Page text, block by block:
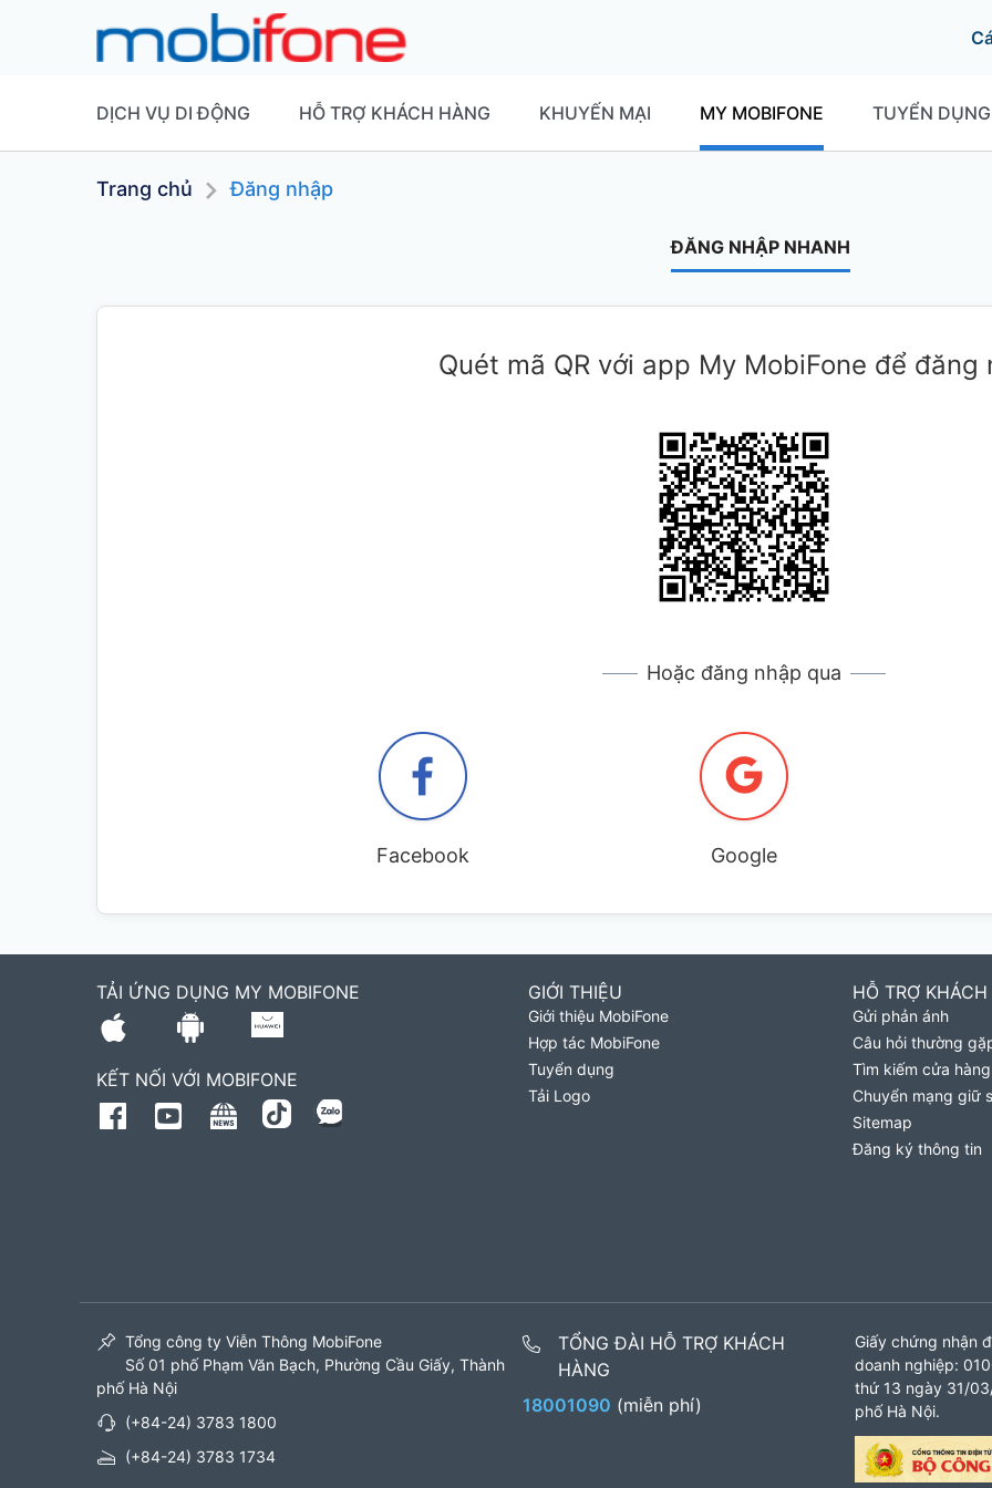
DỊCH VỤ DI ĐỘNG HỖ TRỢ KHÁCH HÀNG KHUYẾN MẠI MY MOBIFONE TUYỂN DỤNG
Trang chủ Đăng nhập
ĐĂNG NHẬP NHANH
Quét mã QR với app My MobiFone để đăng
Hoặc đăng nhập qua
Facebook Google
TẢI ỨNG DỤNG MY MOBIFONE
KẾT NỐI VỚI MOBIFONE
GIỚI THIỆU
Giới thiệu MobiFone
Hợp tác MobiFone
Tuyển dụng
Tải Logo
HỖ TRỢ
Gửi phản ánh
Câu hỏi thường
Tìm kiếm cửa hàng
Chuyển mạng giữ
Sitemap
Đăng ký thông tin
Tổng công ty Viễn Thông MobiFone
Số 01 phố Phạm Văn Bạch, Phường Cầu Giấy, Thành
phố Hà Nội
(+84-24) 3783 1800
(+84-24) 3783 1734
TỔNG ĐÀI HỖ TRỢ KHÁCH
HÀNG
18001090 (miễn phí)
Giấy chứng nhận
doanh nghiệp:
thứ 13 ngày 31/
phố Hà Nội.